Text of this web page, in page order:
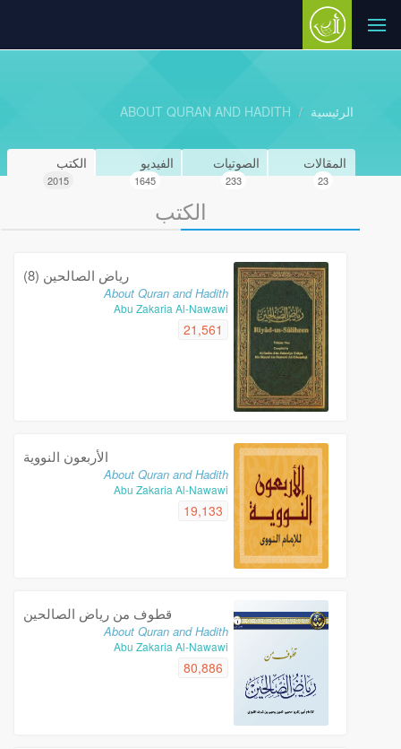
الرئيسية ABOUT QURAN AND HADITH
الكتب
2015
الفيديو
1645
الصوتيات
233
المقالات
23
الكتب
رياض الصالحين (8)
About Quran and Hadith
Abu Zakaria Al-Nawawi
21,561
الأربعون النووية
About Quran and Hadith
Abu Zakaria Al-Nawawi
19,133
قطوف من رياض الصالحين
About Quran and Hadith
Abu Zakaria Al-Nawawi
80,886